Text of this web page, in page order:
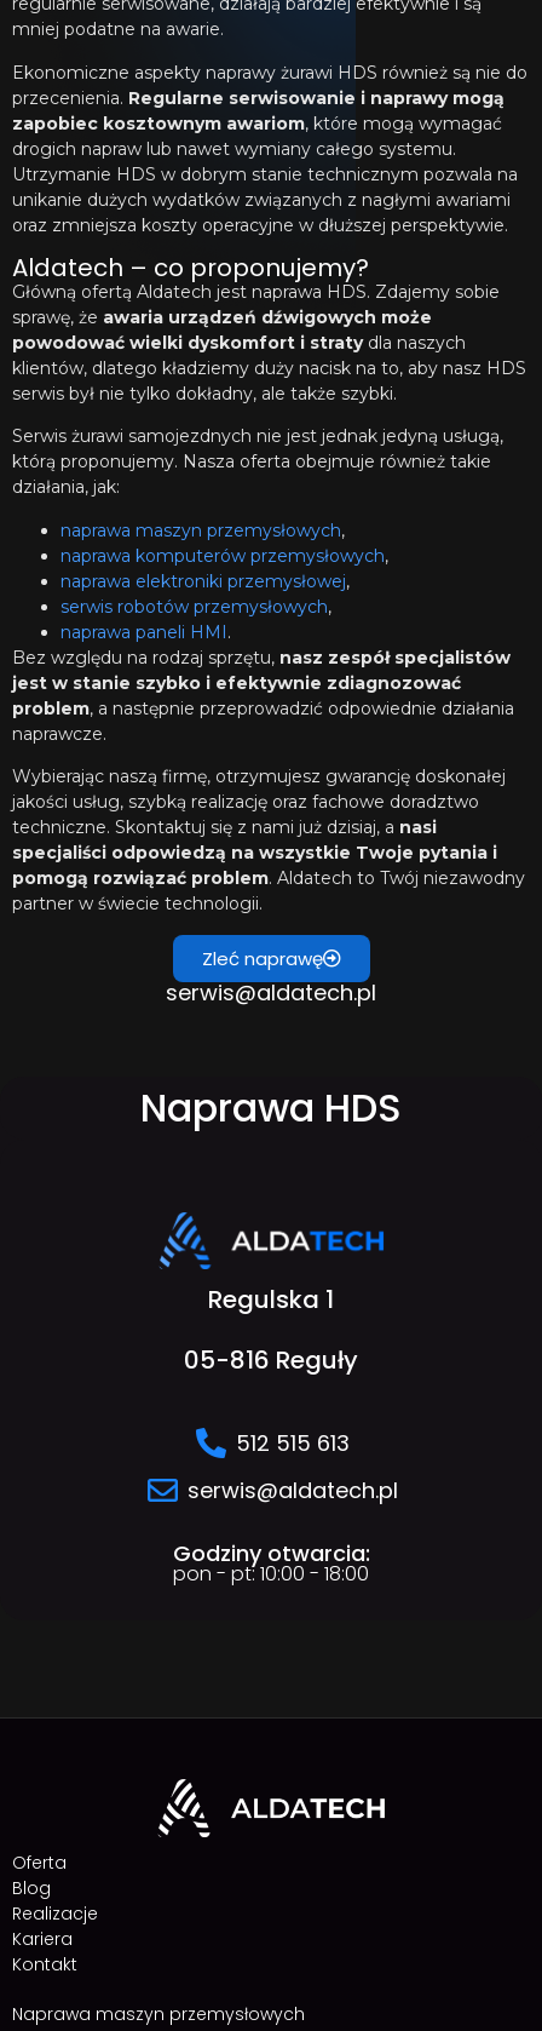
mniej podatne na awarie.
Ekonomiczne aspekty naprawy żurawi HDS również są nie do
przecenienia. Regularne serwisowanie i naprawy mogą
zapobiec kosztownym awariom, które mogą wymagać
drogich napraw lub nawet wymiany całego systemu.
Utrzymanie HDS w dobrym stanie technicznym pozwala na
unikanie dużych wydatków związanych z nagłymi awariami
oraz zmniejsza koszty operacyjne w dłuższej perspektywie.
Aldatech – co proponujemy?
Główną ofertą Aldatech jest naprawa HDS. Zdajemy sobie
sprawę, że awaria urządzeń dźwigowych może
powodować wielki dyskomfort i straty dla naszych
klientów, dlatego kładziemy duży nacisk na to, aby nasz HDS
serwis był nie tylko dokładny, ale także szybki.
Serwis żurawi samojezdnych nie jest jednak jedyną usługą,
którą proponujemy. Nasza oferta obejmuje również takie
działania, jak:
naprawa maszyn przemysłowych,
naprawa komputerów przemysłowych,
naprawa elektroniki przemysłowej,
serwis robotów przemysłowych,
naprawa paneli HMI.
Bez względu na rodzaj sprzętu, nasz zespół specjalistów
jest w stanie szybko i efektywnie zdiagnozować
problem, a następnie przeprowadzić odpowiednie działania
naprawcze.
Wybierając naszą firmę, otrzymujesz gwarancję doskonałej
jakości usług, szybką realizację oraz fachowe doradztwo
techniczne. Skontaktuj się z nami już dzisiaj, a nasi
specjaliści odpowiedzą na wszystkie Twoje pytania i
pomogą rozwiązać problem. Aldatech to Twój niezawodny
partner w świecie technologii.
Zleć naprawę
serwis@aldatech.pl
Naprawa HDS
Regulska 1
05-816 Reguły
512 515 613
serwis@aldatech.pl
Godziny otwarcia:
pon - pt: 10:00 - 18:00
Oferta
Blog
Realizacje
Kariera
Kontakt
Naprawa maszyn przemysłowych